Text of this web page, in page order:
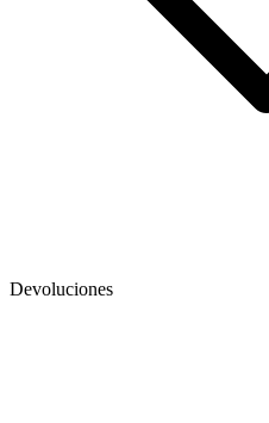
Devoluciones